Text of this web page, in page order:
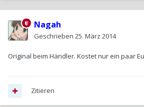
Nagah
Geschrieben 25. März 2014
Original beim Händler. Kostet nur ein paar
Zitieren